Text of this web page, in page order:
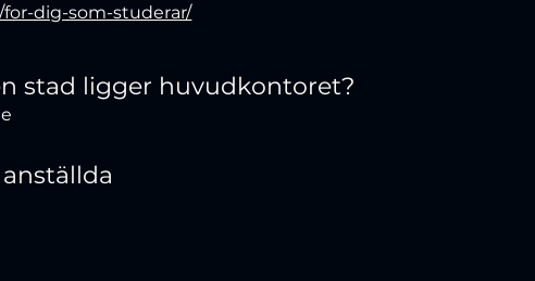
for-dig-som-studerar/
stad ligger huvudkontoret?